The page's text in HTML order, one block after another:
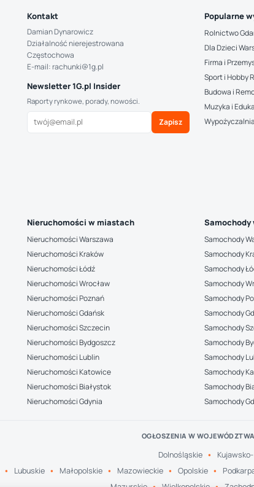
Kontakt
Damian Dynarowicz
Działalność nierejestrowana
Częstochowa
E-mail: rachunki@1g.pl
Newsletter 1G.pl Insider
Raporty rynkowe, porady, nowości.
Zapisz
Popularne
Rolnictwo
Dla Dzieci
Firma i
Sport i Hobby
Budowa i
Muzyka i
Nieruchomości w miastach
Nieruchomości Warszawa
Nieruchomości Kraków
Nieruchomości Łódź
Nieruchomości Wrocław
Nieruchomości Poznań
Nieruchomości Gdańsk
Nieruchomości Szczecin
Nieruchomości Bydgoszcz
Nieruchomości Lublin
Nieruchomości Katowice
Nieruchomości Białystok
Nieruchomości Gdynia
Samochody
Samochody
Samochody
Samochody
Samochody
Samochody
Samochody
Samochody
Samochody
Samochody
Samochody
Samochody
OGŁOSZENIA W
Dolnośląskie
Kujawsko-
Lubuskie Małopolskie Mazowieckie Opolskie